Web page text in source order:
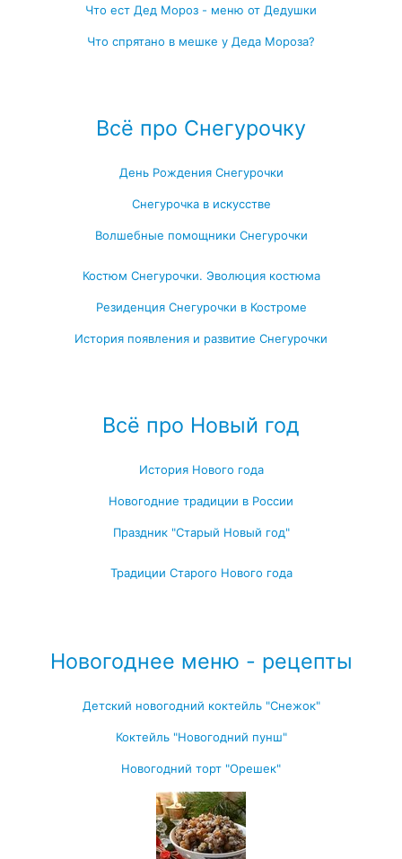
Что ест Дед Мороз - меню от Дедушки
Что спрятано в мешке у Деда Мороза?
Всё про Снегурочку
День Рождения Снегурочки
Снегурочка в искусстве
Волшебные помощники Снегурочки
Костюм Снегурочки. Эволюция костюма
Резиденция Снегурочки в Костроме
История появления и развитие Снегурочки
Всё про Новый год
История Нового года
Новогодние традиции в России
Праздник "Старый Новый год"
Традиции Старого Нового года
Новогоднее меню - рецепты
Детский новогодний коктейль "Снежок"
Коктейль "Новогодний пунш"
Новогодний торт "Орешек"